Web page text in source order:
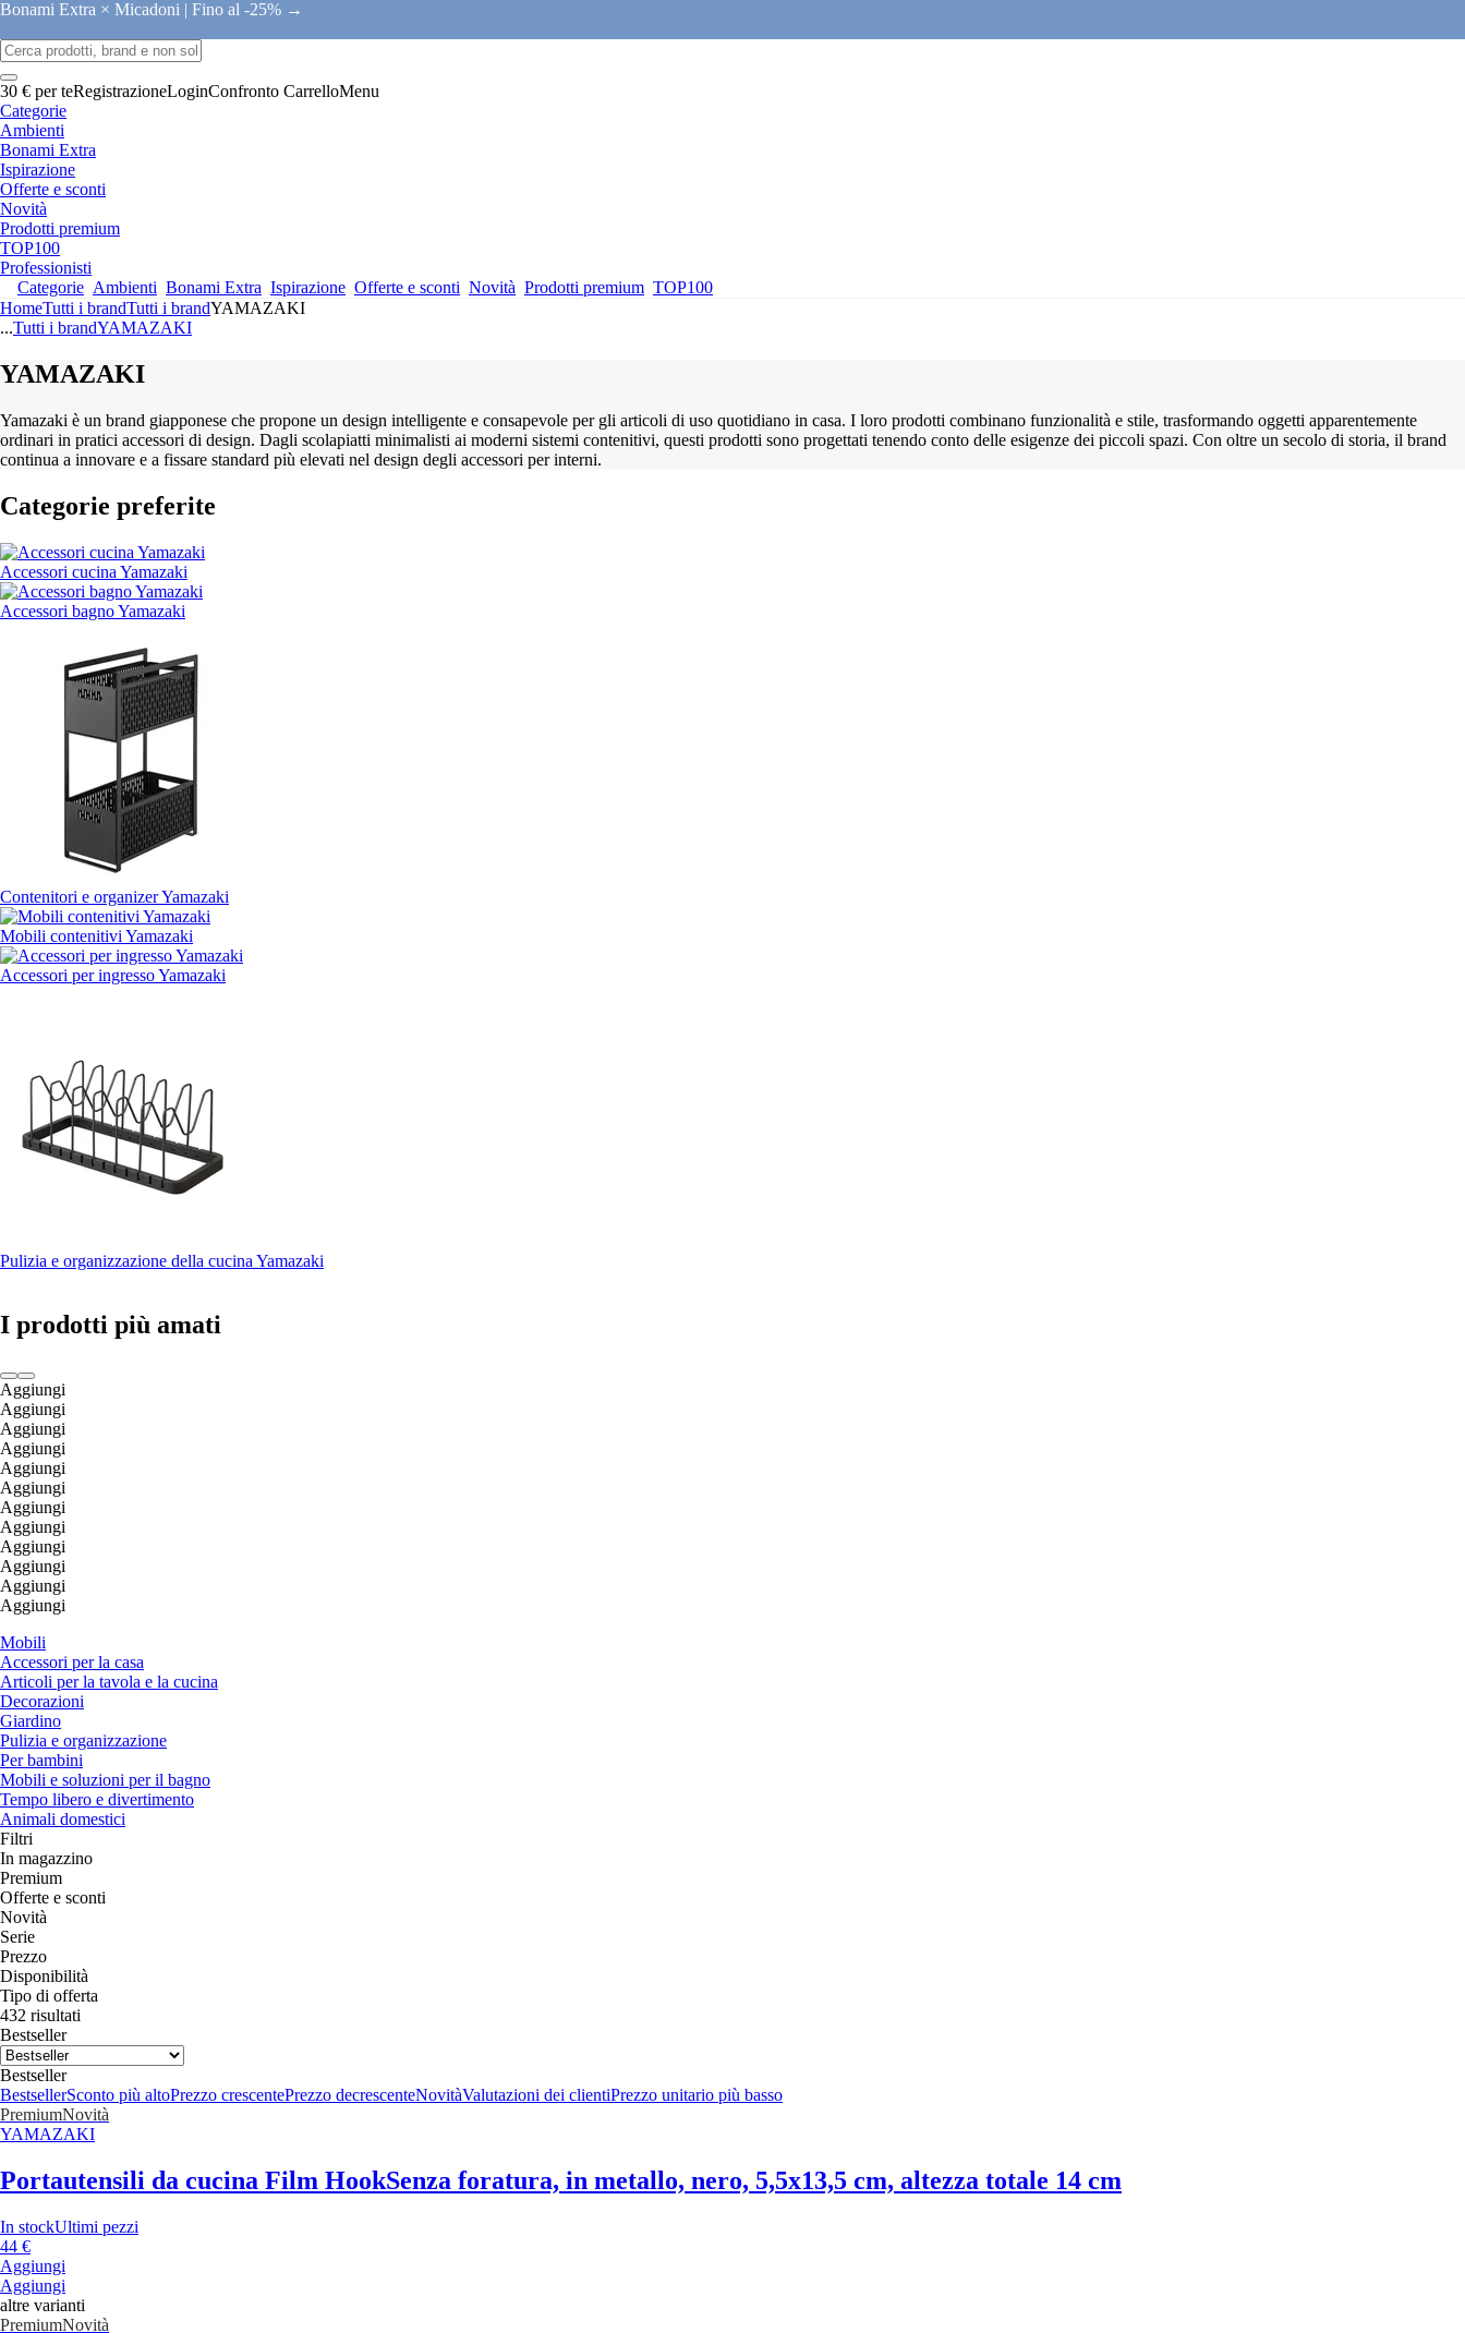
Bonami Extra × Micadoni | Fino al -25% →
30 € per teRegistrazioneLoginConfronto CarrelloMenu
Categorie
Ambienti
Bonami Extra
Ispirazione
Offerte e sconti
Novità
Prodotti premium
TOP100
Professionisti
Categorie Ambienti Bonami Extra Ispirazione Offerte e sconti Novità Prodotti premium TOP100
HomeTutti i brandTutti i brandYAMAZAKI
...Tutti i brandYAMAZAKI
YAMAZAKI
Yamazaki è un brand giapponese che propone un design intelligente e consapevole per gli articoli di uso quotidiano in casa. I loro prodotti combinano funzionalità e stile, trasformando oggetti apparentemente
ordinari in pratici accessori di design. Dagli scolapiatti minimalisti ai moderni sistemi contenitivi, questi prodotti sono progettati tenendo conto delle esigenze dei piccoli spazi. Con oltre un secolo di storia, il brand
continua a innovare e a fissare standard più elevati nel design degli accessori per interni.
Categorie preferite
Accessori cucina Yamazaki
Accessori bagno Yamazaki
Contenitori e organizer Yamazaki
Mobili contenitivi Yamazaki
Accessori per ingresso Yamazaki
Pulizia e organizzazione della cucina Yamazaki
I prodotti più amati
Aggiungi
Aggiungi
Aggiungi
Aggiungi
Aggiungi
Aggiungi
Aggiungi
Aggiungi
Aggiungi
Aggiungi
Aggiungi
Aggiungi
Mobili
Accessori per la casa
Articoli per la tavola e la cucina
Decorazioni
Giardino
Pulizia e organizzazione
Per bambini
Mobili e soluzioni per il bagno
Tempo libero e divertimento
Animali domestici
Filtri
In magazzino
Premium
Offerte e sconti
Novità
Serie
Prezzo
Disponibilità
Tipo di offerta
432 risultati
Bestseller
Bestseller
BestsellerSconto più altoPrezzo crescentePrezzo decrescenteNovitàValutazioni dei clientiPrezzo unitario più basso
PremiumNovità
YAMAZAKI
Portautensili da cucina Film HookSenza foratura, in metallo, nero, 5,5x13,5 cm, altezza totale 14 cm
In stockUltimi pezzi
44 €
Aggiungi
Aggiungi
altre varianti
PremiumNovità